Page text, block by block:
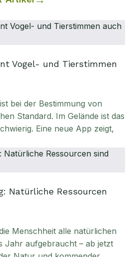
Vogel- und Tierstimmen
bei der Bestimmung von
Standard. Im Gelände ist das
Eine neue App zeigt,
Natürliche Ressourcen
Menschheit alle natürlichen
Jahr aufgebraucht – ab jetzt